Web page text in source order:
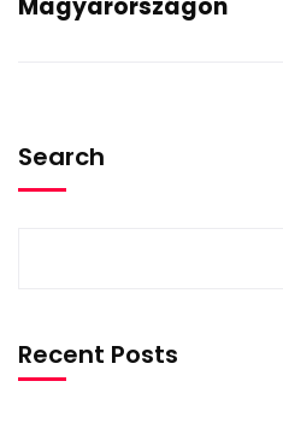
Magyarországon
Search
Recent Posts